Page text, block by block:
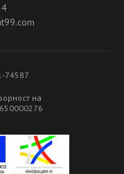
74587
на